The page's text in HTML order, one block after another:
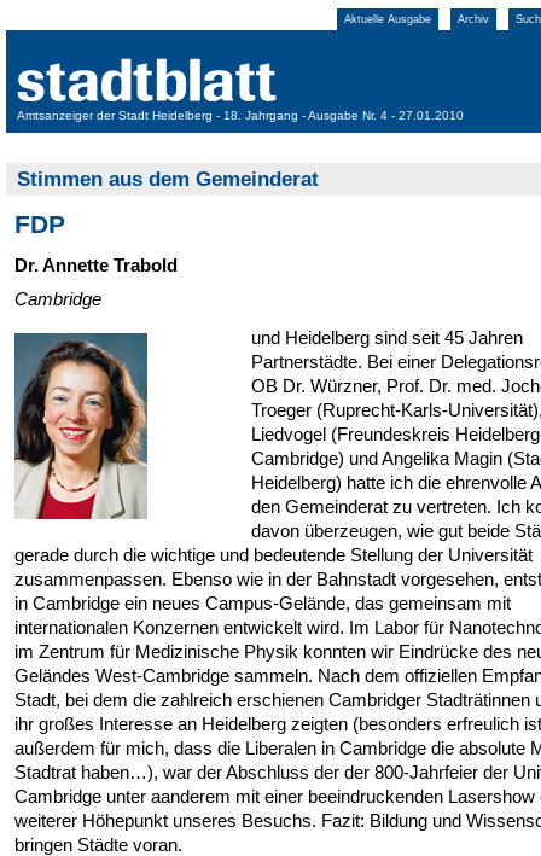
Aktuelle Ausgabe Archiv
Amtsanzeiger der Stadt Heidelberg - 18. Jahrgang - Ausgabe Nr. 4 - 27.01.2010
Stimmen aus dem Gemeinderat
FDP
Dr. Annette Trabold
Cambridge
und Heidelberg sind seit 45 Jahren
Partnerstädte. Bei einer
OB Dr. Würzner, Prof. Dr. med.
Troeger (Ruprecht-Karls-
Liedvogel (Freundeskreis
Cambridge) und Angelika Magin
Heidelberg) hatte ich die ehrenvolle
den Gemeinderat zu vertreten. Ich
davon überzeugen, wie gut beide
gerade durch die wichtige und bedeutende Stellung der Universität
zusammenpassen. Ebenso wie in der Bahnstadt vorgesehen,
in Cambridge ein neues Campus-Gelände, das gemeinsam mit
internationalen Konzernen entwickelt wird. Im Labor für
im Zentrum für Medizinische Physik konnten wir Eindrücke des
Geländes West-Cambridge sammeln. Nach dem offiziellen
Stadt, bei dem die zahlreich erschienen Cambridger Stadträtinnen
ihr großes Interesse an Heidelberg zeigten (besonders erfreulich ist
außerdem für mich, dass die Liberalen in Cambridge die absolute
Stadtrat haben…), war der Abschluss der der 800-Jahrfeier der
Cambridge unter aanderem mit einer beeindruckenden Lasershow
weiterer Höhepunkt unseres Besuchs. Fazit: Bildung und
bringen Städte voran.